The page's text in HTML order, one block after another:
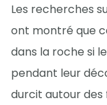
Les recherches
ont montré que
dans la roche si
pendant leur
durcit autour des